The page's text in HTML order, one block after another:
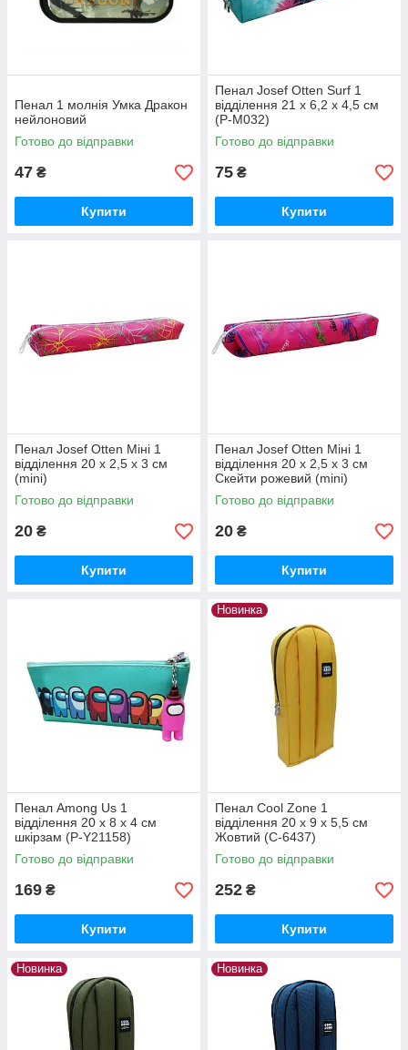
Пенал 1 молнія Умка Дракон
нейлоновий
Готово до відправки
47 ₴
Купити
Пенал Josef Otten Surf 1
відділення 21 х 6,2 х 4,5 см
(P-M032)
Готово до відправки
75 ₴
Купити
Пенал Josef Otten Міні 1
відділення 20 х 2,5 х 3 см
(mini)
Готово до відправки
20 ₴
Купити
Пенал Josef Otten Міні 1
відділення 20 х 2,5 х 3 см
Скейти рожевий (mini)
Готово до відправки
20 ₴
Купити
Пенал Among Us 1
відділення 20 х 8 х 4 см
шкірзам (P-Y21158)
Готово до відправки
169 ₴
Купити
Новинка
Пенал Cool Zone 1
відділення 20 х 9 х 5,5 см
Жовтий (C-6437)
Готово до відправки
252 ₴
Купити
Новинка Новинка